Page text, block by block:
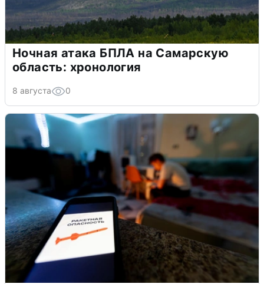
Ночная атака БПЛА на Самарскую
область: хронология
8 августа 0